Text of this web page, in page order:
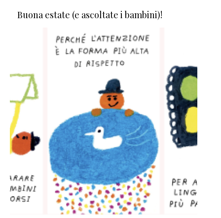
Buona estate (e ascoltate i bambini)!